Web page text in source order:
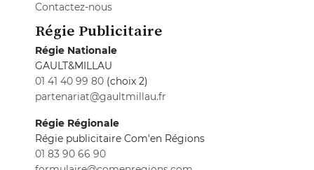
Contactez-nous
Régie Publicitaire
Régie Nationale
GAULT&MILLAU
01 41 40 99 80 (choix 2)
partenariat@gaultmillau.fr
Régie Régionale
Régie publicitaire Com'en Régions
01 83 90 66 90